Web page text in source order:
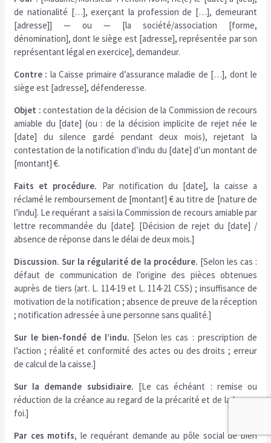
de nationalité […], exerçant la profession de […], demeurant
[adresse]] — ou — [la société/association [forme,
dénomination], dont le siège est [adresse], représentée par son
représentant légal en exercice], demandeur.
Contre : la Caisse primaire d’assurance maladie de […], dont le
siège est [adresse], défenderesse.
Objet : contestation de la décision de la Commission de recours
amiable du [date] (ou : de la décision implicite de rejet née le
[date] du silence gardé pendant deux mois), rejetant la
contestation de la notification d’indu du [date] d’un montant de
[montant] €.
Faits et procédure. Par notification du [date], la caisse a
réclamé le remboursement de [montant] € au titre de [nature de
l’indu]. Le requérant a saisi la Commission de recours amiable par
lettre recommandée du [date]. [Décision de rejet du [date] /
absence de réponse dans le délai de deux mois.]
Discussion. Sur la régularité de la procédure. [Selon les cas :
défaut de communication de l’origine des pièces obtenues
auprès de tiers (art. L. 114-19 et L. 114-21 CSS) ; insuffisance de
motivation de la notification ; absence de preuve de la réception
; notification adressée à une personne sans qualité.]
Sur le bien-fondé de l’indu. [Selon les cas : prescription de
l’action ; réalité et conformité des actes ou des droits ; erreur
de calcul de la caisse.]
Sur la demande subsidiaire. [Le cas échéant : remise ou
réduction de la créance au regard de la précarité et de la bonne
foi.]
Par ces motifs, le requérant demande au pôle social de bien